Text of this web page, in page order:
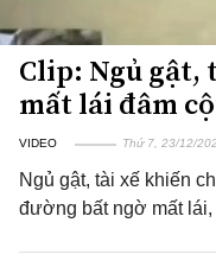
Clip: Ngủ gật,
mất lái đâm
VIDEO Thứ 7, 23/12/
Ngủ gật, tài xế khiến
đường bất ngờ mất lái,